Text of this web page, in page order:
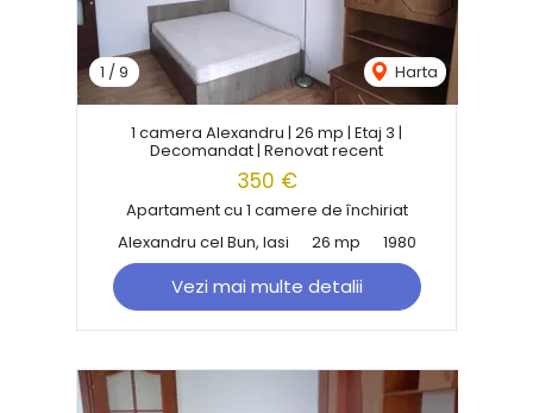
1 /9 Harta
1 camera Alexandru | 26 mp | Etaj 3 |
Decomandat | Renovat recent
350 €
Apartament cu 1 camere de închiriat
Alexandru cel Bun, Iasi
26 mp 1980
Vezi mai multe detalii